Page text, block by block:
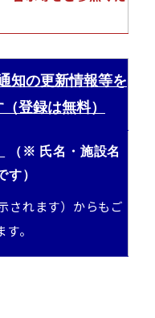
知の更新情報等を
登録は無料）
（※ 氏名・施設名
す）
されます）からもご
す。